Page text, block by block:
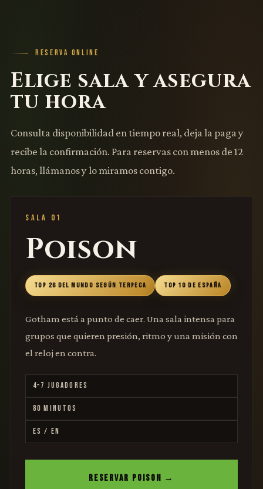
RESERVA ONLINE
Elige sala y asegura
tu hora
Consulta disponibilidad en tiempo real, deja la paga y
recibe la confirmación. Para reservas con menos de 12
horas, llámanos y lo miramos contigo.
SALA 01
Poison
TOP 26 DEL MUNDO SEGÚN TERPECA TOP 10 DE ESPAÑA
Gotham está a punto de caer. Una sala intensa para
grupos que quieren presión, ritmo y una misión con
el reloj en contra.
4–7 JUGADORES
80 MINUTOS
ES / EN
RESERVAR POISON →